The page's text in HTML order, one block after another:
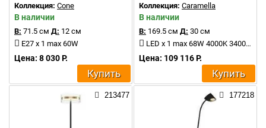
Коллекция: Cone
В наличии
В: 71.5 см Д: 12 см
E27 x 1 max 60W
Цена: 8 030 Р.
Купить
Коллекция: Caramella
В наличии
В: 169.5 см Д: 30 см
LED x 1 max 68W 4000K 3400Lm
Цена: 109 116 Р.
Купить
213477 177218